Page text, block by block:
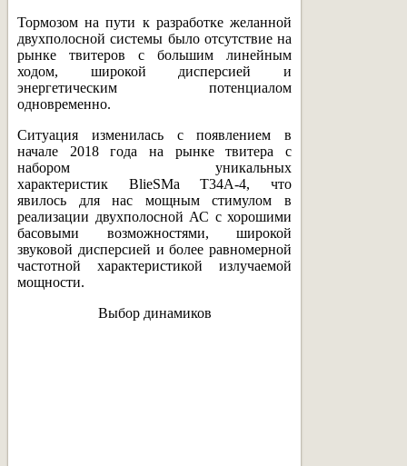
Тормозом на пути к разработке желанной
двухполосной системы было отсутствие на
рынке твитеров с большим линейным
ходом, широкой дисперсией и
энергетическим потенциалом
одновременно.
Ситуация изменилась с появлением в
начале 2018 года на рынке твитера с
набором уникальных
характеристик BlieSMa T34A-4, что
явилось для нас мощным стимулом в
реализации двухполосной АС с хорошими
басовыми возможностями, широкой
звуковой дисперсией и более равномерной
частотной характеристикой излучаемой
мощности.
Выбор динамиков